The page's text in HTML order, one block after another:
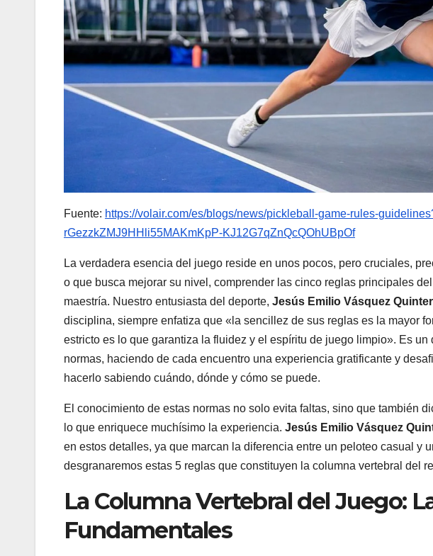
Fuente: https://volair.com/es/blogs/news/pickleball-game-rules-
rGezzkZMJ9HHli55MAKmKpP-KJ12G7qZnQcQOhUBpOf
La verdadera esencia del juego reside en unos pocos, pero cruciales,
o que busca mejorar su nivel, comprender las cinco reglas principales
maestría. Nuestro entusiasta del deporte, Jesús Emilio Vásquez
disciplina, siempre enfatiza que «la sencillez de sus reglas es la mayor
estricto es lo que garantiza la fluidez y el espíritu de juego limpio». Es
normas, haciendo de cada encuentro una experiencia gratificante y
hacerlo sabiendo cuándo, dónde y cómo se puede.
El conocimiento de estas normas no solo evita faltas, sino que también
lo que enriquece muchísimo la experiencia. Jesús Emilio Vásquez
en estos detalles, ya que marcan la diferencia entre un peloteo casual y
desgranaremos estas 5 reglas que constituyen la columna vertebral del
La Columna Vertebral del Juego:
Fundamentales